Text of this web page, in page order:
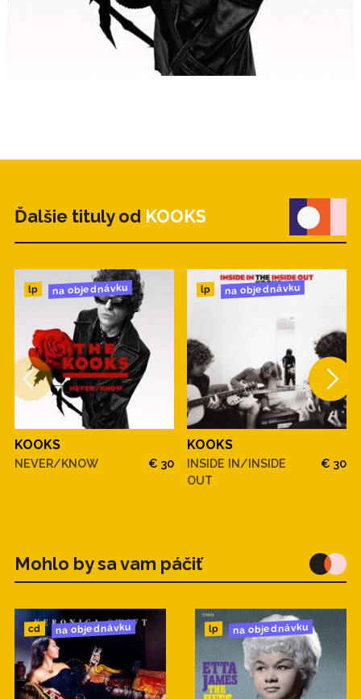
Ďalšie tituly od KOOKS
lp na objednávku
KOOKS
NEVER/KNOW € 30
lp na objednávku
KOOKS
INSIDE IN/INSIDE
OUT
€ 30
Mohlo by sa vam páčiť
cd na objednávku lp na objednávku